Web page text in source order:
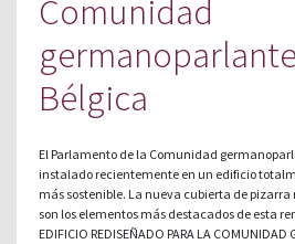
Comunidad
Bélgica
El Parlamento de la Comunidad
instalado recientemente en un edificio
más sostenible. La nueva cubierta de
son los elementos más destacados de esta
EDIFICIO REDISEÑADO PARA LA COMUNIDAD